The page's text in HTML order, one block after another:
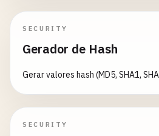
SECURITY
Gerador de Hash
Gerar valores hash (MD5, SHA1,
SECURITY